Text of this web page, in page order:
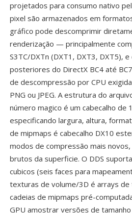
projetados para consumo nativo
pixel são armazenados em
gráfico pode descomprimir
renderização — principalmente
S3TC/DXTn (DXT1, DXT3, DXT5),
posteriores do DirectX BC4 até
de descompressão por CPU
PNG ou JPEG. A estrutura do
número magico é um cabecalho de
especificando largura, altura,
de mipmaps é cabecalho DX10
modos de compressão mais
brutos da superficie. O DDS
cubicos (seis faces para
texturas de volume/3D é arrays de
cadeias de mipmaps pré-
GPU amostrar versões de